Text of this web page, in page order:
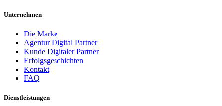
Unternehmen
Die Marke
Agentur Digital Partner
Kunde Digitaler Partner
Erfolgsgeschichten
Kontakt
FAQ
Dienstleistungen